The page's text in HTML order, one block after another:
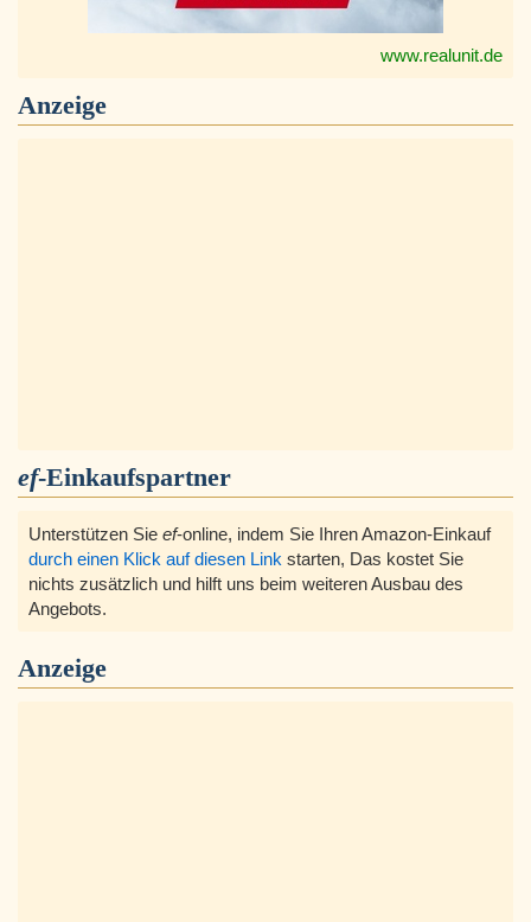
www.realunit.de
Anzeige
ef-Einkaufspartner
Unterstützen Sie ef-online, indem Sie Ihren Amazon-Einkauf
durch einen Klick auf diesen Link starten, Das kostet Sie
nichts zusätzlich und hilft uns beim weiteren Ausbau des
Angebots.
Anzeige